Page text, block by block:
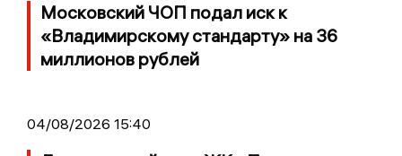
Московский ЧОП подал иск к
«Владимирскому стандарту» на 36
миллионов рублей
04/08/2026 15:40